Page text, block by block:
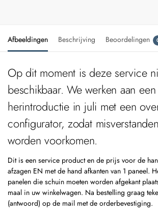
Afbeeldingen Beschrijving Beoordelingen
Op dit moment is deze service
beschikbaar. We werken aan een
herintroductie in juli met een
configurator, zodat
worden voorkomen.
Dit is een service product en de prijs voor de
afzagen EN met de hand afkanten van 1 paneel.
panelen die schuin moeten worden afgekant
maal in uw winkelwagen. Na bestelling graag
(antwoord) op de mail met de orderbevestiging.